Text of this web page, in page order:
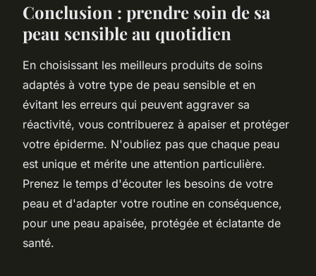
Conclusion : prendre soin de sa
peau sensible au quotidien
En choisissant les meilleurs produits de soins
adaptés à votre type de peau sensible et en
évitant les erreurs qui peuvent aggraver sa
réactivité, vous contribuerez à apaiser et protéger
votre épiderme. N'oubliez pas que chaque peau
est unique et mérite une attention particulière.
Prenez le temps d'écouter les besoins de votre
peau et d'adapter votre routine en conséquence,
pour une peau apaisée, protégée et éclatante de
santé.